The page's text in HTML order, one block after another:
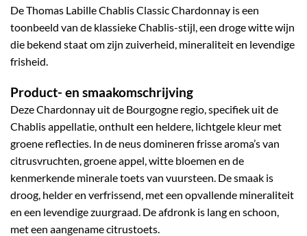
De Thomas Labille Chablis Classic Chardonnay is een
toonbeeld van de klassieke Chablis-stijl, een droge witte wijn
die bekend staat om zijn zuiverheid, mineraliteit en levendige
frisheid.
Product- en smaakomschrijving
Deze Chardonnay uit de Bourgogne regio, specifiek uit de
Chablis appellatie, onthult een heldere, lichtgele kleur met
groene reflecties. In de neus domineren frisse aroma’s van
citrusvruchten, groene appel, witte bloemen en de
kenmerkende minerale toets van vuursteen. De smaak is
droog, helder en verfrissend, met een opvallende mineraliteit
en een levendige zuurgraad. De afdronk is lang en schoon,
met een aangename citrustoets.